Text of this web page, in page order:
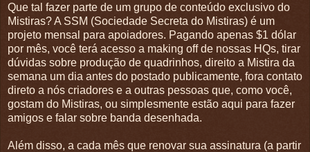
Que tal fazer parte de um grupo de conteúdo exclusivo do
Mistiras? A SSM (Sociedade Secreta do Mistiras) é um
projeto mensal para apoiadores. Pagando apenas $1 dólar
por mês, você terá acesso a making off de nossas HQs, tirar
dúvidas sobre produção de quadrinhos, direito a Mistira da
semana um dia antes do postado publicamente, fora contato
direto a nós criadores e a outras pessoas que, como você,
gostam do Mistiras, ou simplesmente estão aqui para fazer
amigos e falar sobre banda desenhada.
Além disso, a cada mês que renovar sua assinatura (a partir